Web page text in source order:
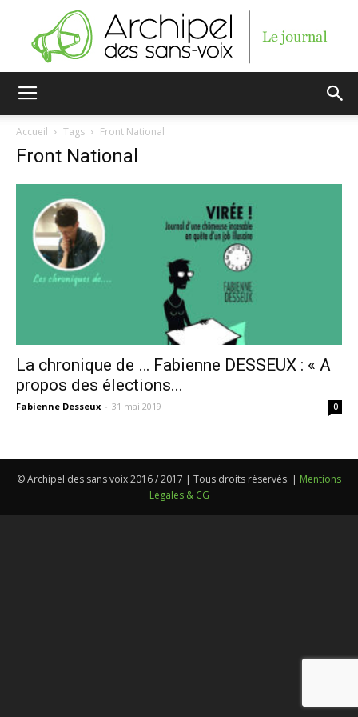
sans-
voix
Accueil Tags Front National
Front National
La chronique de … Fabienne DESSEUX : « A
propos des élections...
Fabienne Desseux - 31 mai 2019 0
© Archipel des sans voix 2016 / 2017 | Tous droits réservés. | Mentions
Légales & CG